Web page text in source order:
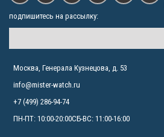
подпишитесь на рассылку:
Москва, Генерала Кузнецова, д. 53
info@mister-watch.ru
+7 (499) 286-94-74
ПН-ПТ: 10:00-20:00СБ-ВС: 11:00-16:00